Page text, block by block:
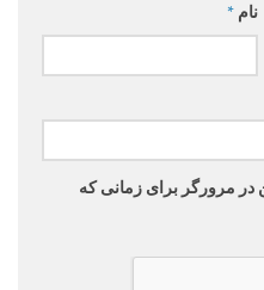
نام *
در مرورگر برای زمانی که